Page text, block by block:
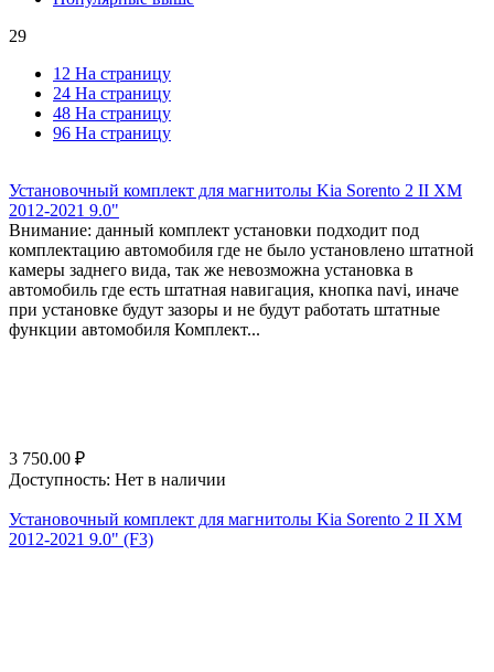
29
12 На страницу
24 На страницу
48 На страницу
96 На страницу
Установочный комплект для магнитолы Kia Sorento 2 II XM
2012-2021 9.0"
Внимание: данный комплект установки подходит под
комплектацию автомобиля где не было установлено штатной
камеры заднего вида, так же невозможна установка в
автомобиль где есть штатная навигация, кнопка navi, иначе
при установке будут зазоры и не будут работать штатные
функции автомобиля Комплект...
3 750.00 ₽
Доступность: Нет в наличии
Установочный комплект для магнитолы Kia Sorento 2 II XM
2012-2021 9.0" (F3)